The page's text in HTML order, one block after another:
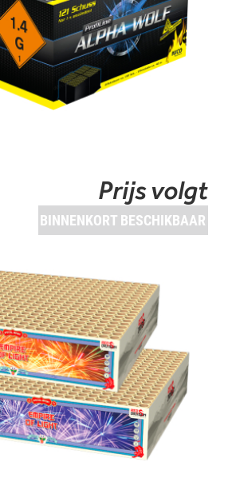
Prijs volgt
BINNENKORT BESCHIKBAAR